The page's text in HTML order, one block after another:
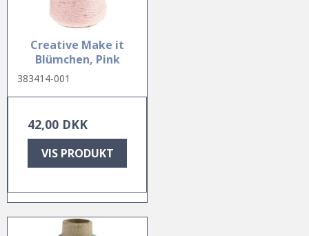
Creative Make it
Blümchen, Pink
383414-001
42,00 DKK
VIS PRODUKT